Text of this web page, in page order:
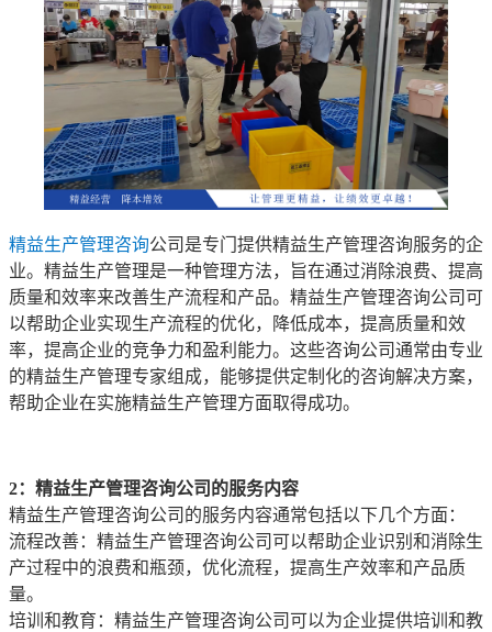
精益生产管理咨询公司是专门提供精益生产管理咨询服务的企
业。精益生产管理是一种管理方法，旨在通过消除浪费、提高
质量和效率来改善生产流程和产品。精益生产管理咨询公司可
以帮助企业实现生产流程的优化，降低成本，提高质量和效
率，提高企业的竞争力和盈利能力。这些咨询公司通常由专业
的精益生产管理专家组成，能够提供定制化的咨询解决方案，
帮助企业在实施精益生产管理方面取得成功。
2：精益生产管理咨询公司的服务内容
精益生产管理咨询公司的服务内容通常包括以下几个方面：
流程改善：精益生产管理咨询公司可以帮助企业识别和消除生
产过程中的浪费和瓶颈，优化流程，提高生产效率和产品质
量。
培训和教育：精益生产管理咨询公司可以为企业提供培训和教